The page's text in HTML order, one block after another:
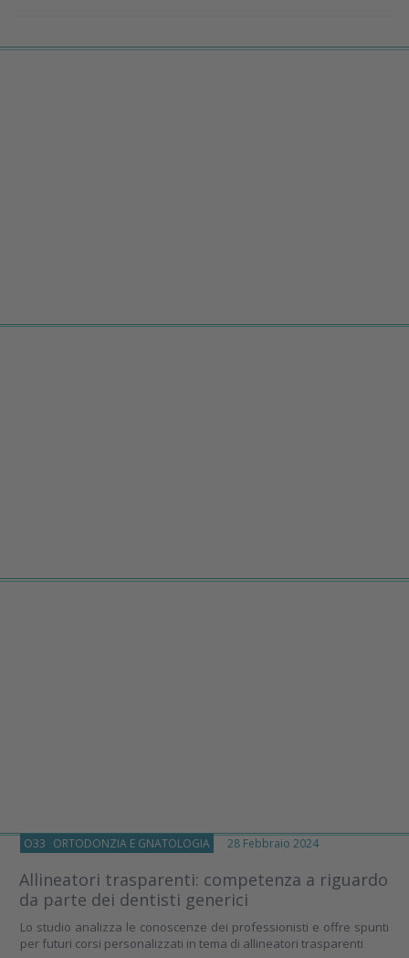
O33 ORTODONZIA E GNATOLOGIA 28 Febbraio 2024
Allineatori trasparenti: competenza a riguardo
da parte dei dentisti generici
Lo studio analizza le conoscenze dei professionisti e offre spunti
per futuri corsi personalizzati in tema di allineatori trasparenti